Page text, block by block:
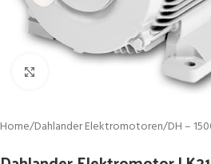
Home/Dahlander Elektromotoren/DH –